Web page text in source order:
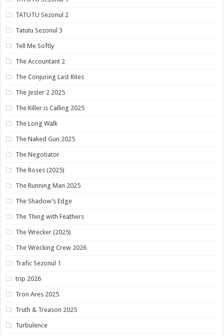
TATUTU Sezonul 2
Tatutu Sezonul 3
Tell Me Softly
The Accountant 2
The Conjuring Last Rites
The Jester 2 2025
The Killer is Calling 2025
The Long Walk
The Naked Gun 2025
The Negotiator
The Roses (2025)
The Running Man 2025
The Shadow’s Edge
The Thing with Feathers
The Wrecker (2025)
The Wrecking Crew 2026
Trafic Sezonul 1
trip 2026
Tron Ares 2025
Truth & Treason 2025
Turbulence